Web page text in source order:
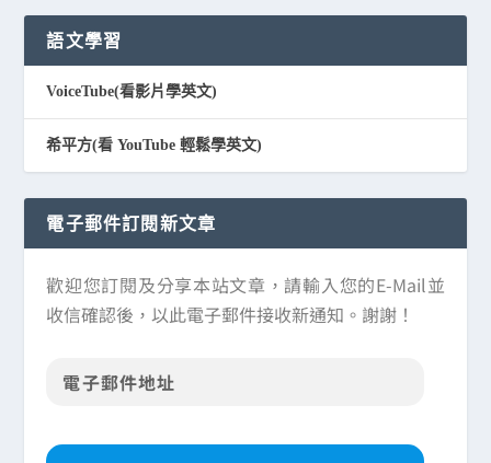
語文學習
VoiceTube(看影片學英文)
希平方(看 YouTube 輕鬆學英文)
電子郵件訂閱新文章
歡迎您訂閱及分享本站文章，請輸入您的E-Mail並
收信確認後，以此電子郵件接收新通知。謝謝！